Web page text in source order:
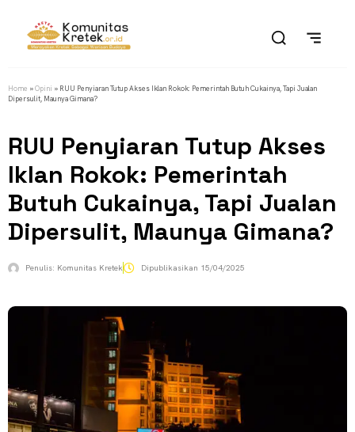
Home »Opini » RUU Penyiaran Tutup Akses Iklan Rokok: Pemerintah Butuh Cukainya, Tapi Jualan
Dipersulit, Maunya Gimana?
RUU Penyiaran Tutup Akses
Iklan Rokok: Pemerintah
Butuh Cukainya, Tapi Jualan
Dipersulit, Maunya Gimana?
Penulis: Komunitas Kretek Dipublikasikan 15/04/2025